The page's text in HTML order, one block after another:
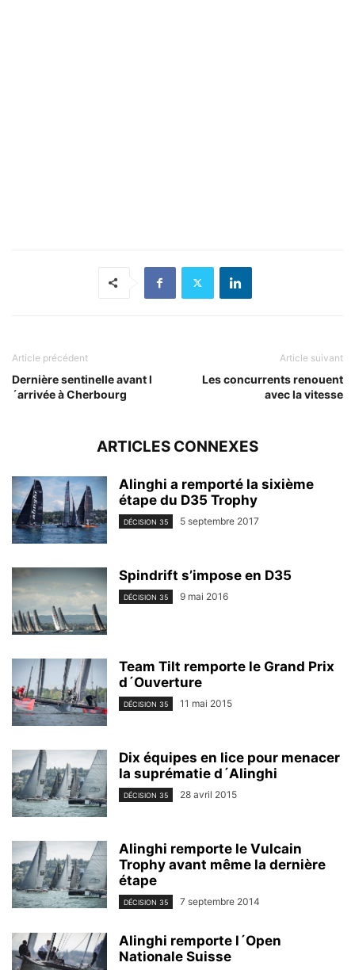
Article précédent
Dernière sentinelle avant l
´arrivée à Cherbourg
Article suivant
Les concurrents renouent
avec la vitesse
ARTICLES CONNEXES
Alinghi a remporté la sixième
étape du D35 Trophy
DÉCISION 35 5 septembre 2017
Spindrift s’impose en D35
DÉCISION 35 9 mai 2016
Team Tilt remporte le Grand Prix
d´Ouverture
DÉCISION 35 11 mai 2015
Dix équipes en lice pour menacer
la suprématie d´Alinghi
DÉCISION 35 28 avril 2015
Alinghi remporte le Vulcain
Trophy avant même la dernière
étape
DÉCISION 35 7 septembre 2014
Alinghi remporte l´Open
Nationale Suisse